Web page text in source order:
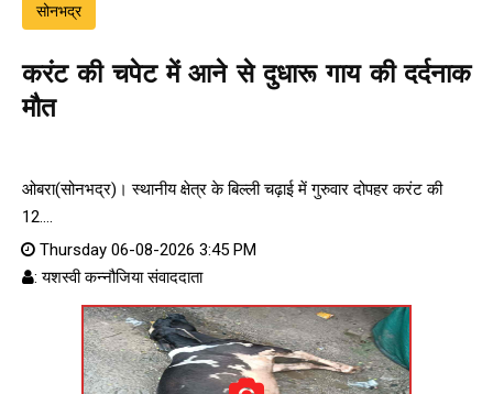
सोनभद्र
करंट की चपेट में आने से दुधारू गाय की दर्दनाक
मौत
ओबरा(सोनभद्र)। स्थानीय क्षेत्र के बिल्ली चढ़ाई में गुरुवार दोपहर करंट की
12....
Thursday 06-08-2026 3:45 PM
: यशस्वी कन्नौजिया संवाददाता